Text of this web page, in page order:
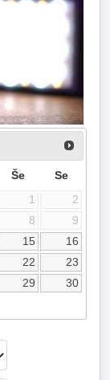
Še
Se
1
2
8
9
15
16
22
23
29
30